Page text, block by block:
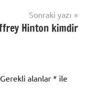
Sonraki yazı
Hinton kimdir
Gerekli alanlar * ile